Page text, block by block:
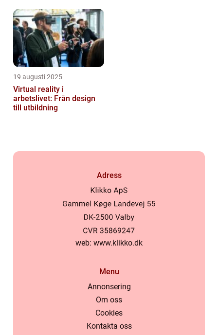
19 augusti 2025
Virtual reality i
arbetslivet: Från design
till utbildning
Adress
web: www.klikko.dk
Menu
Annonsering
Om oss
Cookies
Kontakta oss